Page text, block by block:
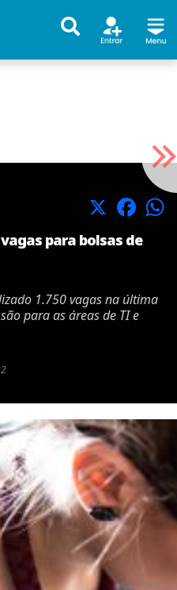
X Facebook
para bolsas de
1.750 vagas na última
para as áreas de TI e